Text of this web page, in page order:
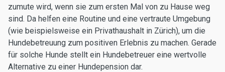
zumute wird, wenn sie zum ersten Mal von zu Hause weg
sind. Da helfen eine Routine und eine vertraute Umgebung
(wie beispielsweise ein Privathaushalt in Zürich), um die
Hundebetreuung zum positiven Erlebnis zu machen. Gerade
für solche Hunde stellt ein Hundebetreuer eine wertvolle
Alternative zu einer Hundepension dar.